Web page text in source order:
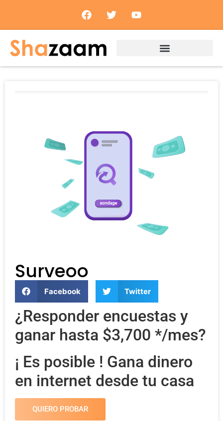
Surveoo
Facebook Twitter
¿Responder encuestas y
ganar hasta $3,700 */mes?
¡ Es posible ! Gana dinero
en internet desde tu casa
QUIERO PROBAR